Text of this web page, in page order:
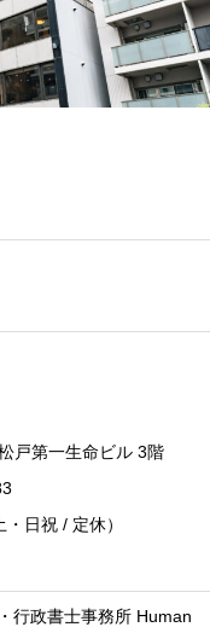
戸第一生命ビル 3階
日祝 / 定休）
行政書士事務所 Human